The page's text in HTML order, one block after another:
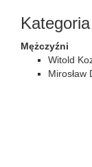
Mężczyźni
Witold
Mirosław